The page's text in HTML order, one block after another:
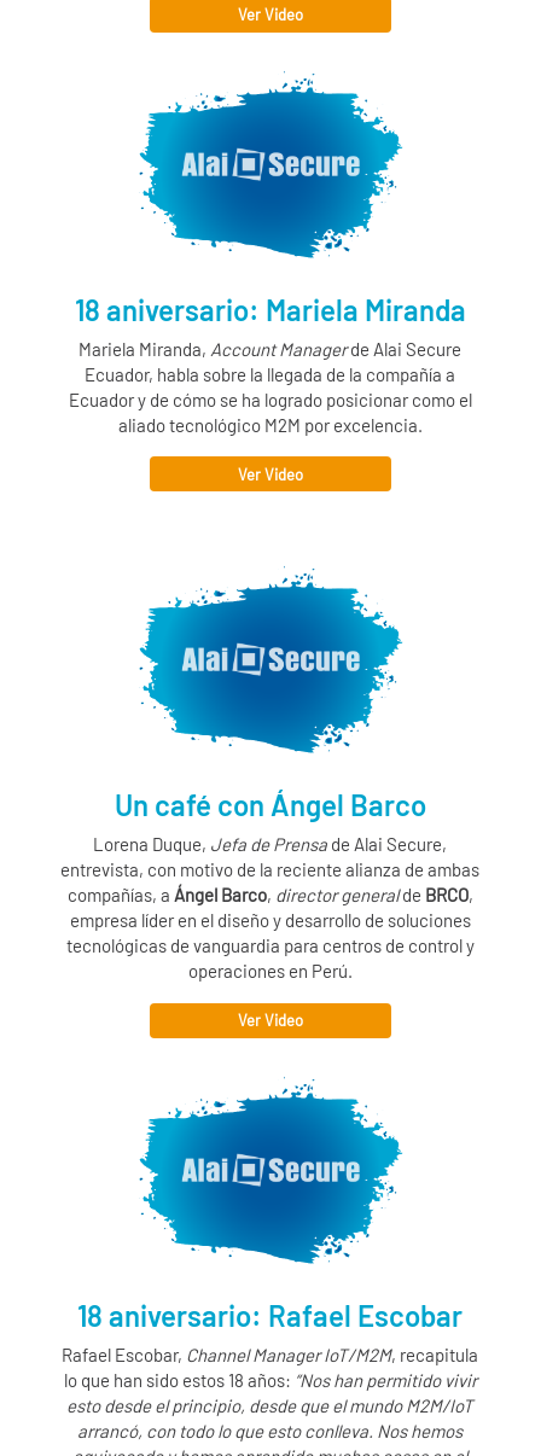
Ver Video
18 aniversario: Mariela Miranda
Mariela Miranda, Account Managerde Alai Secure
Ecuador, habla sobre la llegada de la compañía a
Ecuador y de cómo se ha logrado posicionar como el
aliado tecnológico M2M por excelencia.
Ver Video
Un café con Ángel Barco
Lorena Duque, Jefa de Prensa de Alai Secure,
entrevista, con motivo de la reciente alianza de ambas
compañías, a Ángel Barco, director generalde BRCO,
empresa líder en el diseño y desarrollo de soluciones
tecnológicas de vanguardia para centros de control y
operaciones en Perú.
Ver Video
18 aniversario: Rafael Escobar
Rafael Escobar, Channel Manager IoT/M2M, recapitula
lo que han sido estos 18 años: “Nos han permitido vivir
esto desde el principio, desde que el mundo M2M/IoT
arrancó, con todo lo que esto conlleva. Nos hemos